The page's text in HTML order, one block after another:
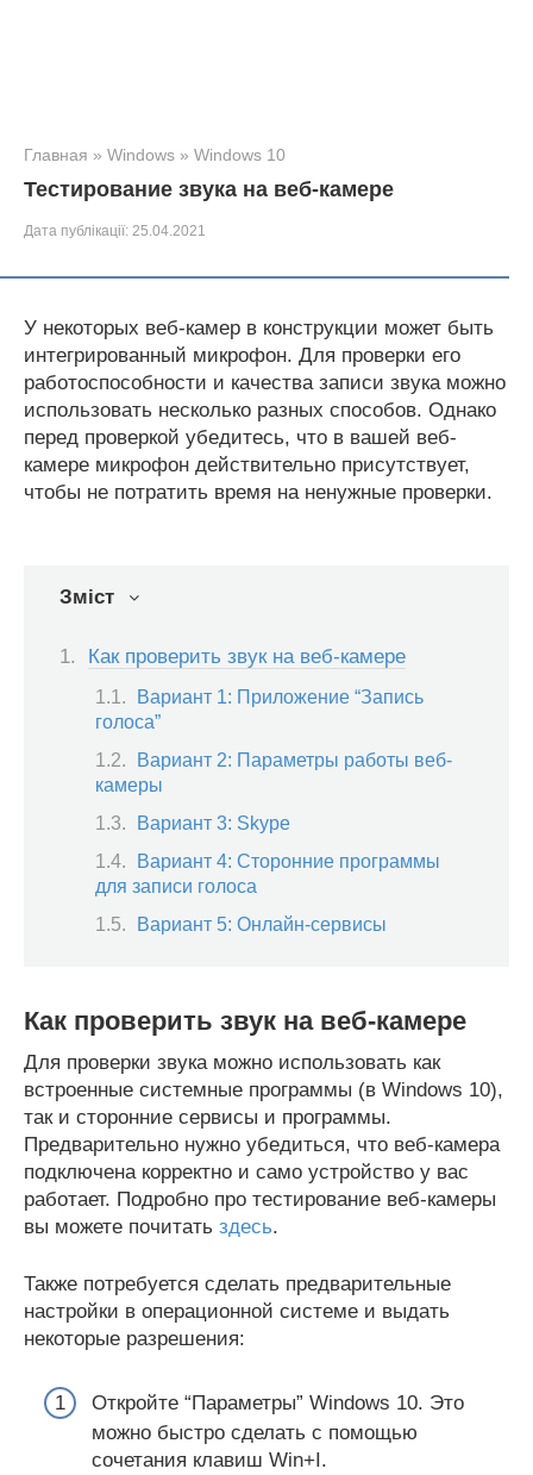
Главная » Windows » Windows 10
Тестирование звука на веб-камере
Дата публікації: 25.04.2021
У некоторых веб-камер в конструкции может быть
интегрированный микрофон. Для проверки его
работоспособности и качества записи звука можно
использовать несколько разных способов. Однако
перед проверкой убедитесь, что в вашей веб-
камере микрофон действительно присутствует,
чтобы не потратить время на ненужные проверки.
Зміст
Как проверить звук на веб-камере
Вариант 1: Приложение “Запись
голоса”
Вариант 2: Параметры работы веб-
камеры
Вариант 3: Skype
Вариант 4: Сторонние программы
для записи голоса
Вариант 5: Онлайн-сервисы
Как проверить звук на веб-камере
Для проверки звука можно использовать как
встроенные системные программы (в Windows 10),
так и сторонние сервисы и программы.
Предварительно нужно убедиться, что веб-камера
подключена корректно и само устройство у вас
работает. Подробно про тестирование веб-камеры
вы можете почитать здесь.
Также потребуется сделать предварительные
настройки в операционной системе и выдать
некоторые разрешения:
Откройте “Параметры” Windows 10. Это
можно быстро сделать с помощью
сочетания клавиш Win+I.